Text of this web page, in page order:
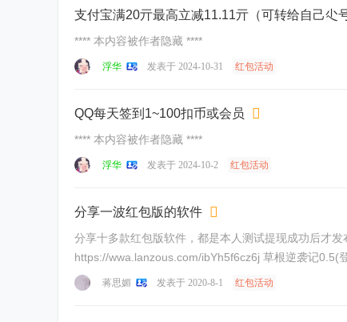
支付宝满20亓最高立减11.11亓（可转给自己尐号
**** 本内容被作者隐藏 ****
浮华 发表于 2024-10-31 红包活动
QQ每天签到1~100扣币或会员
**** 本内容被作者隐藏 ****
浮华 发表于 2024-10-2 红包活动
分享一波红包版的软件
分享十多款红包版软件，都是本人测试提现成功后才发布的总价值：6.4《13块还待提现》 我
https://wwa.lanzous.com/ibYh5f6cz6j 草根逆袭记0.5(
蒋思媚 发表于 2020-8-1 红包活动